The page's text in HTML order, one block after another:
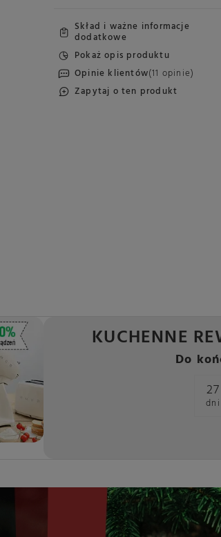
Skład i ważne informacje
dodatkowe
Pokaż opis produktu
Opinie klientów(11 opinie)
Zapytaj o ten produkt
KUCHENNE
Do
27
dni